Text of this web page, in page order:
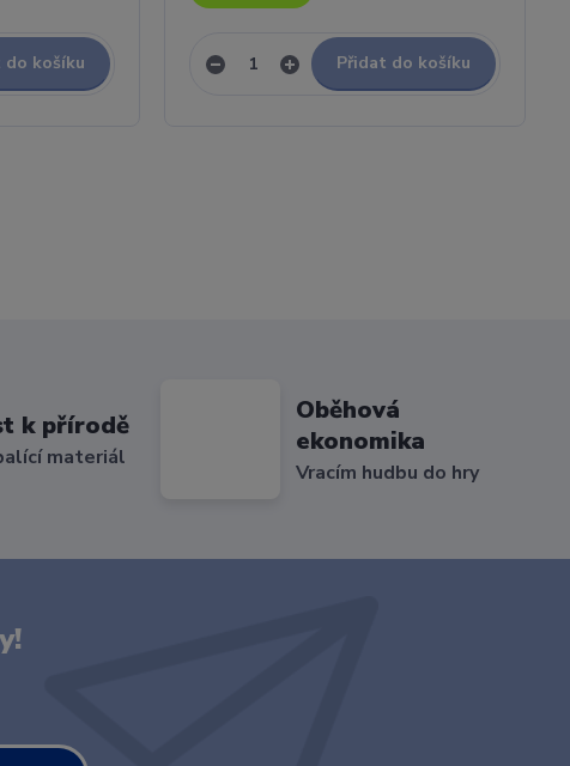
do košíku Přidat do košíku
k přírodě
materiál
Oběhová
ekonomika
Vracím hudbu do hry